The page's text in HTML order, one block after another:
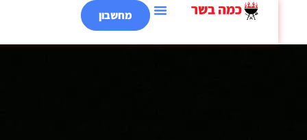
מחשבון